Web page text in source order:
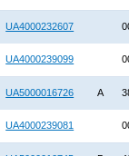
UA4000232607
UA4000239099
UA5000016726 A
UA4000239081